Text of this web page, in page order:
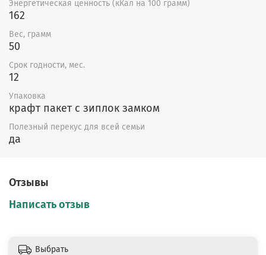
Энергетическая ценность (кКал на 100 грамм)
162
Вес, грамм
50
Срок годности, мес.
12
Упаковка
крафт пакет с зиплок замком
Полезный перекус для всей семьи
да
Отзывы
Написать отзыв
Выбрать